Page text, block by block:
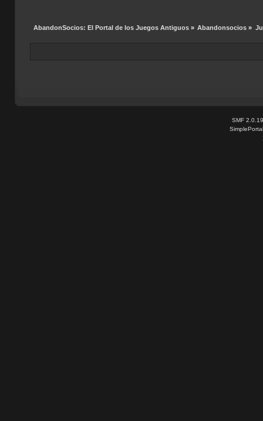
AbandonSocios: El Portal de los Juegos Antiguos» Abandonsocios »
SMF 2.0.19